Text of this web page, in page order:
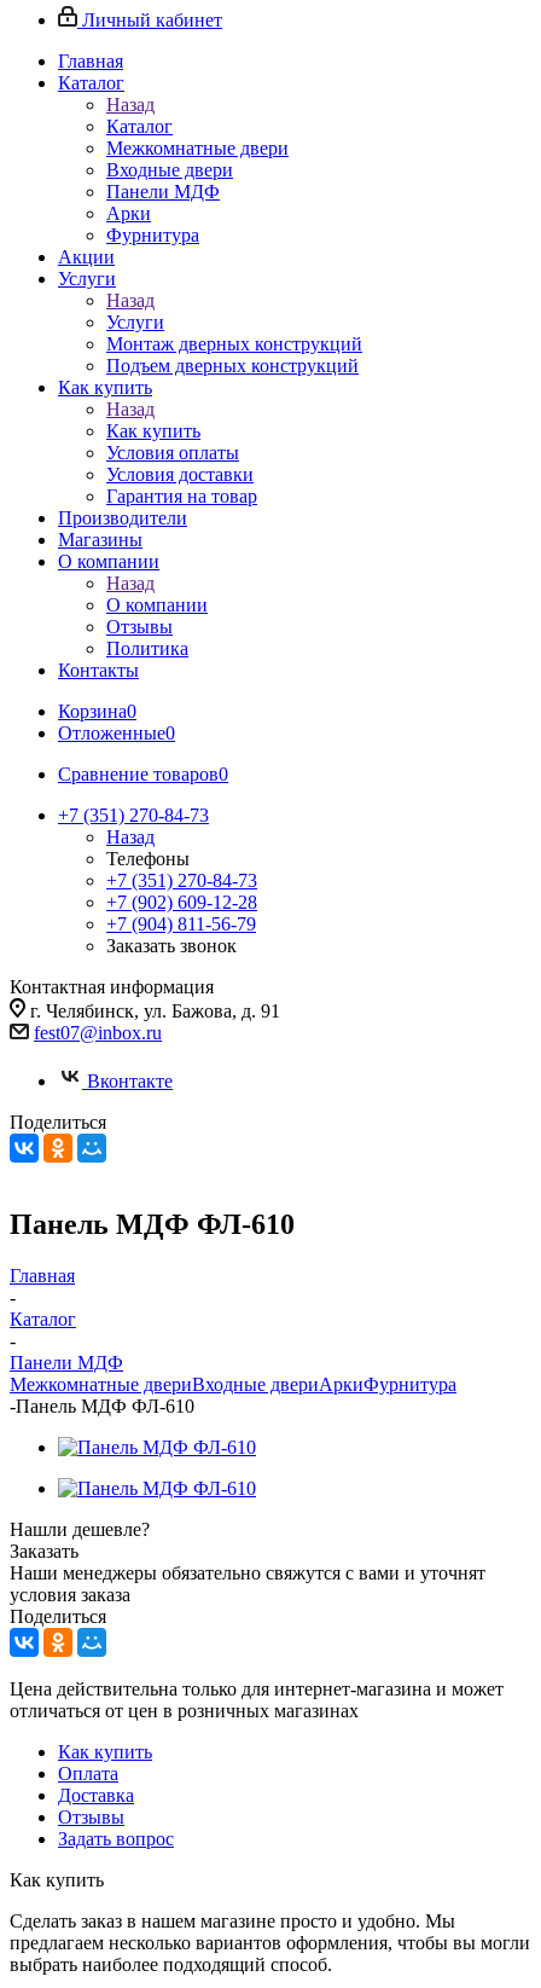
Личный кабинет
Главная
Каталог
Назад
Каталог
Межкомнатные двери
Входные двери
Панели МДФ
Арки
Фурнитура
Акции
Услуги
Назад
Услуги
Монтаж дверных конструкций
Подъем дверных конструкций
Как купить
Назад
Как купить
Условия оплаты
Условия доставки
Гарантия на товар
Производители
Магазины
О компании
Назад
О компании
Отзывы
Политика
Контакты
Корзина0
Отложенные0
Сравнение товаров0
+7 (351) 270-84-73
Назад
Телефоны
+7 (351) 270-84-73
+7 (902) 609-12-28
+7 (904) 811-56-79
Заказать звонок
Контактная информация
г. Челябинск, ул. Бажова, д. 91
fest07@inbox.ru
Вконтакте
Поделиться
Панель МДФ ФЛ-610
Главная
-
Каталог
-
Панели МДФ
Межкомнатные двериВходные двериАркиФурнитура
-Панель МДФ ФЛ-610
Нашли дешевле?
Заказать
Наши менеджеры обязательно свяжутся с вами и уточнят
условия заказа
Поделиться
Цена действительна только для интернет-магазина и может
отличаться от цен в розничных магазинах
Как купить
Оплата
Доставка
Отзывы
Задать вопрос
Как купить
Сделать заказ в нашем магазине просто и удобно. Мы
предлагаем несколько вариантов оформления, чтобы вы могли
выбрать наиболее подходящий способ.